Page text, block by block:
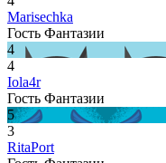
Marisechka
Гость Фантазии
4
4
Iola4r
Гость Фантазии
5
3
RitaPort